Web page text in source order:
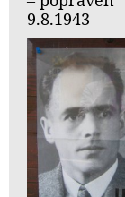
9.8.1943